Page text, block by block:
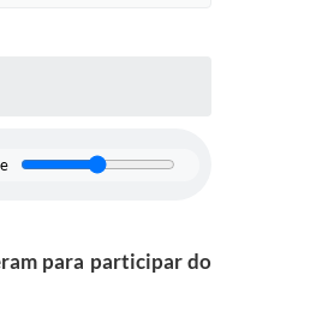
para participar do